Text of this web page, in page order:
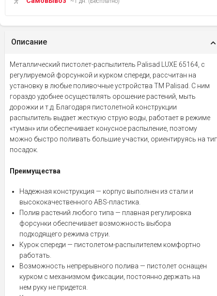
Описание
Металлический пистолет-распылитель Palisad LUXE 65164, с
регулируемой форсункой и курком спереди, рассчитан на
установку в любые поливочные устройства ТМ Palisad. С ним
гораздо удобнее осуществлять орошение растений, мыть
дорожки и т.д. Благодаря пистолетной конструкции
распылитель выдает жесткую струю воды, работает в режиме
«туман» или обеспечивает конусное распыление, поэтому
можно быстро поливать большие участки, ориентируясь на
посадок.
Преимущества
Надежная конструкция — корпус выполнен из стали и
высококачественного ABS-пластика.
Полив растений любого типа — плавная регулировка
форсунки обеспечивает возможность выбора
подходящего режима струи.
Курок спереди — пистолетом-распылителем комфортно
работать.
Возможность непрерывного полива — пистолет оснащен
курком с механизмом фиксации, постоянно держать на
нем руку не придется.